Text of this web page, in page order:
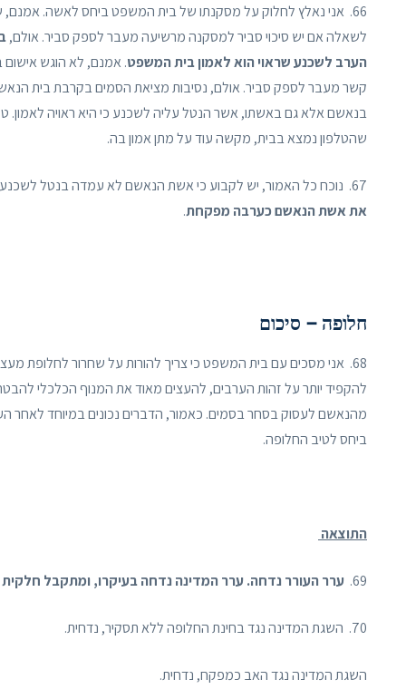
66. אני נאלץ לחלוק על מסקנתו של בית המשפט ביחס לאשה. אמנם, שאלת הראיות לכאורה לאישום עצמו מביטה דרך הלכת
לשאלה אם יש סיכוי סביר למסקנה מרשיעה מעבר לספק סביר. אולם,
הערב לשכנע שראוי הוא לאמון בית המשפט. אמנם, לא הוגש
קשר מעבר לספק סביר. אולם, נסיבות מציאת הסמים בקרבת בית
בנאשם אלא גם באשתו, אשר הנטל עליה לשכנע כי היא ראויה
שהטלפון נמצא בבית, מקשה עוד על מתן אמון בה.
67. נוכח כל האמור, יש לקבוע כי אשת הנאשם לא עמדה בנטל לשכנע כי היא ראויה לאמון.
את אשת הנאשם כערבה מפקחת.
חלופה – סיכום
68. אני מסכים עם בית המשפט כי צריך להורות על שחרור לחלופת
להקפיד יותר על זהות הערבים, להעצים מאוד את המנוף הכלכלי
מהנאשם לעסוק בסחר בסמים. כאמור, הדברים נכונים במיוחד לאחר
ביחס לטיב החלופה.
התוצאה
69. ערר העורר נדחה. ערר המדינה נדחה בעיקרו, ומתקבל
70. השגת המדינה נגד בחינת החלופה ללא תסקיר, נדחית.
השגת המדינה נגד האב כמפקח, נדחית.